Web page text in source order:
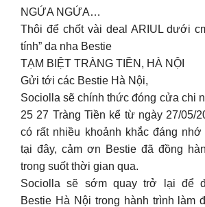
NGỨA NGỨA…
Thôi để chốt vài deal ARIUL dưới
tính” da nha Bestie
TẠM BIỆT TRÀNG TIỀN, HÀ NỘI
Gửi tới các Bestie Hà Nội,
Sociolla sẽ chính thức đóng cửa chi
25 27 Tràng Tiền kể từ ngày 27/05/
có rất nhiều khoảnh khắc đáng
tại đây, cảm ơn Bestie đã đồng
trong suốt thời gian qua.
Sociolla sẽ sớm quay trở lại để
Bestie Hà Nội trong hành trình làm